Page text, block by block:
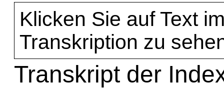
Klicken Sie auf Text
Transkription zu
Transkript der